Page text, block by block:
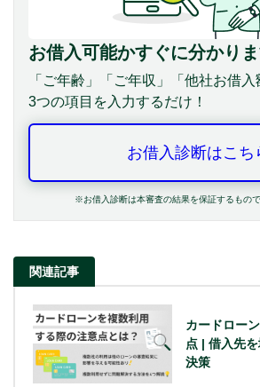
お借入可能かすぐに分かり
「ご年齢」「ご年収」「他社お借入
3つの項目を入力するだけ！
お借入診断はこち
※お借入診断は本審査の結果を保証するもので
関連記事
カードロー
点 | 借入先
決策